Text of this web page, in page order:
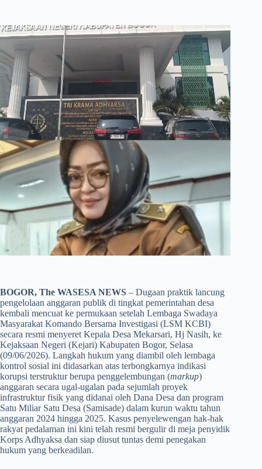
BOGOR, The WASESA NEWS – Dugaan praktik lancung
pengelolaan anggaran publik di tingkat pemerintahan desa
kembali mencuat ke permukaan setelah Lembaga Swadaya
Masyarakat Komando Bersama Investigasi (LSM KCBI)
secara resmi menyeret Kepala Desa Mekarsari, Hj Nasih, ke
Kejaksaan Negeri (Kejari) Kabupaten Bogor, Selasa
(09/06/2026). Langkah hukum yang diambil oleh lembaga
kontrol sosial ini didasarkan atas terbongkarnya indikasi
korupsi terstruktur berupa penggelembungan (markup)
anggaran secara ugal-ugalan pada sejumlah proyek
infrastruktur fisik yang didanai oleh Dana Desa dan program
Satu Miliar Satu Desa (Samisade) dalam kurun waktu tahun
anggaran 2024 hingga 2025. Kasus penyelewengan hak-hak
rakyat pedalaman ini kini telah resmi bergulir di meja penyidik
Korps Adhyaksa dan siap diusut tuntas demi penegakan
hukum yang berkeadilan.